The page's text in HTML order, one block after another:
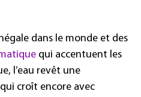
dans le monde et des
qui accentuent les
l’eau revêt une
croît encore avec